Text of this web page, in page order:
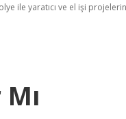
ile yaratıcı ve el işi